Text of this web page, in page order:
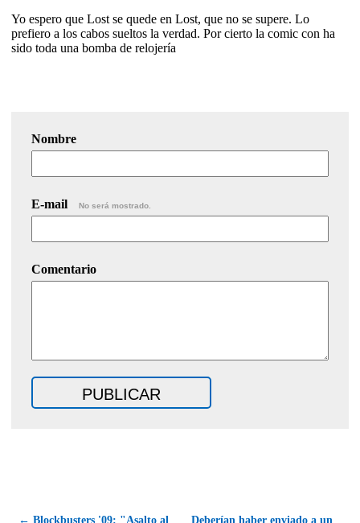
Yo espero que Lost se quede en Lost, que no se supere. Lo
prefiero a los cabos sueltos la verdad. Por cierto la comic con ha
sido toda una bomba de relojería
Nombre
E-mail No será mostrado.
Comentario
← Blockbusters '09: "Asalto al Deberían haber enviado a un